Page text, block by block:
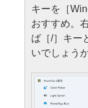
キーを［
おすすめ。
ば［/］キー
いでしょうか